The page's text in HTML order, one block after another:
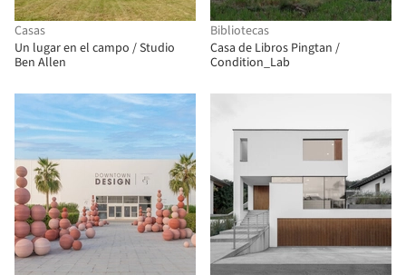
Casas
Un lugar en el campo / Studio
Ben Allen
Bibliotecas
Casa de Libros Pingtan /
Condition_Lab